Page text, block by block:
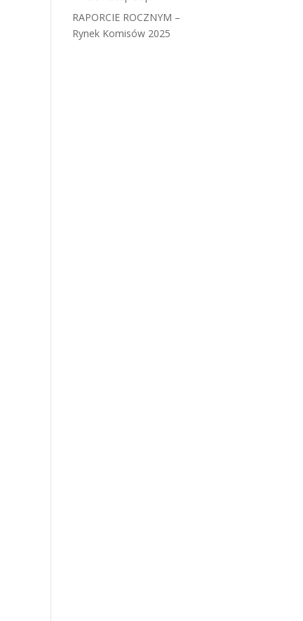
RAPORCIE ROCZNYM –
Rynek Komisów 2025